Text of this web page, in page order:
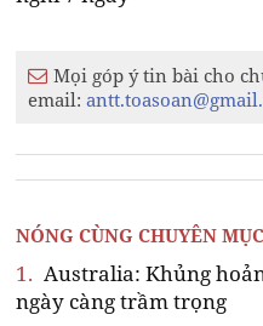
Mọi góp ý tin bài cho
email:
NÓNG CÙNG CHUYÊN MỤC
1. Australia: Khủng
ngày càng trầm trọng